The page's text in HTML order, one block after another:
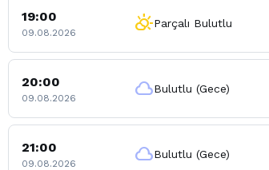
19:00
09.08.2026 partly_cloudy_dayParçalı Bulutlu
20:00
09.08.2026 cloudBulutlu (Gece)
21:00
09.08.2026 cloudBulutlu (Gece)